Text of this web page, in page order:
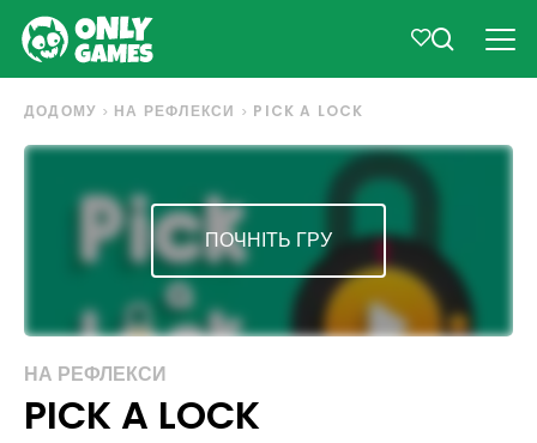
ДОДОМУ НА РЕФЛЕКСИ PICK A LOCK
ПОЧНІТЬ ГРУ
НА РЕФЛЕКСИ
PICK A LOCK